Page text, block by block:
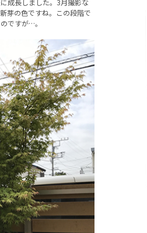
成長しました。3月撮影な
芽の色ですね。この段階で
ですが…。